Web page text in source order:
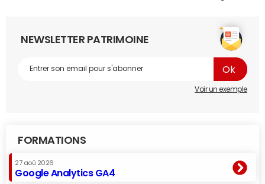
NEWSLETTER PATRIMOINE
Voir un exemple
FORMATIONS
27 aoû 2026
Google Analytics GA4